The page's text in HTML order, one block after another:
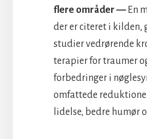
flere områder —En
der er citeret i kilden,
studier vedrørende
terapier for traumer
forbedringer i
omfattede
lidelse, bedre humør